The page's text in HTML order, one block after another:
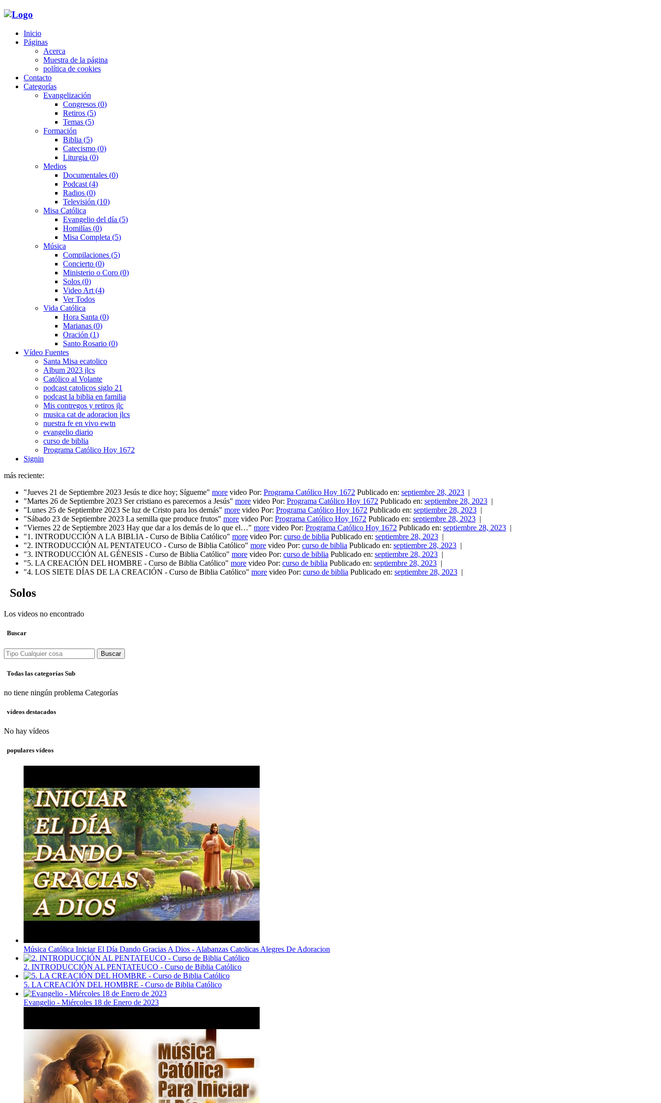
Inicio
Páginas
Acerca
Muestra de la página
política de cookies
Contacto
Categorías
Evangelización
Congresos
(0)
Retiros
(5)
Temas
(5)
Formación
Biblia
(5)
Catecismo
(0)
Liturgia
(0)
Medios
Documentales
(0)
Podcast
(4)
Radios
(0)
Televisión
(10)
Misa Católica
Evangelio del día
(5)
Homilías
(0)
Misa Completa
(5)
Música
Compilaciones
(5)
Concierto
(0)
Ministerio o Coro
(0)
Solos
(0)
Video Art
(4)
Ver Todos
Vida Católica
Hora Santa
(0)
Marianas
(0)
Oración
(1)
Santo Rosario
(0)
Vídeo Fuentes
Santa Misa ecatolico
Album 2023 jlcs
Católico al Volante
podcast catolicos siglo 21
podcast la biblia en familia
Mis contregos y retiros jlc
musica cat de adoracion jlcs
nuestra fe en vivo ewtn
evangelio diario
curso de biblia
Programa Católico Hoy 1672
Signin
más reciente:
"Jueves 21 de Septiembre 2023 Jesús te dice hoy; Sígueme" more video Por: Programa Católico Hoy 1672 Publicado en: septiembre 28, 2023 |
"Martes 26 de Septiembre 2023 Ser cristiano es parecernos a Jesús" more video Por: Programa Católico Hoy 1672 Publicado en: septiembre 28, 2023 |
"Lunes 25 de Septiembre 2023 Se luz de Cristo para los demás" more video Por: Programa Católico Hoy 1672 Publicado en: septiembre 28, 2023 |
"Sábado 23 de Septiembre 2023 La semilla que produce frutos" more video Por: Programa Católico Hoy 1672 Publicado en: septiembre 28, 2023 |
"Viernes 22 de Septiembre 2023 Hay que dar a los demás de lo que el…" more video Por: Programa Católico Hoy 1672 Publicado en: septiembre 28, 2023 |
"1. INTRODUCCIÓN A LA BIBLIA - Curso de Biblia Católico" more video Por: curso de biblia Publicado en: septiembre 28, 2023 |
"2. INTRODUCCIÓN AL PENTATEUCO - Curso de Biblia Católico" more video Por: curso de biblia Publicado en: septiembre 28, 2023 |
"3. INTRODUCCIÓN AL GÉNESIS - Curso de Biblia Católico" more video Por: curso de biblia Publicado en: septiembre 28, 2023 |
"5. LA CREACIÓN DEL HOMBRE - Curso de Biblia Católico" more video Por: curso de biblia Publicado en: septiembre 28, 2023 |
"4. LOS SIETE DÍAS DE LA CREACIÓN - Curso de Biblia Católico" more video Por: curso de biblia Publicado en: septiembre 28, 2023 |
Solos
Los videos no encontrado
Buscar
Buscar
Todas las categorías Sub
no tiene ningún problema Categorías
vídeos destacados
No hay vídeos
populares vídeos
Música Católica Iniciar El Día Dando Gracias A Dios - Alabanzas Catolicas Alegres De Adoracion
2. INTRODUCCIÓN AL PENTATEUCO - Curso de Biblia Católico
5. LA CREACIÓN DEL HOMBRE - Curso de Biblia Católico
Evangelio - Miércoles 18 de Enero de 2023